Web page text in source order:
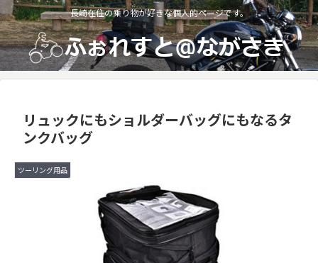
長崎在住の乗り物が好きな個人的ページです。
リュックにもショルダーバッグにもなるタ
ンクバッグ
ツーリング用品